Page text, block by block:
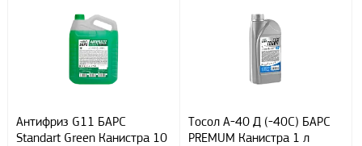
Антифриз G11 БАРС
Standart Green Канистра 10
Тосол А-40 Д (-40С) БАРС
PREMUM Канистра 1 л